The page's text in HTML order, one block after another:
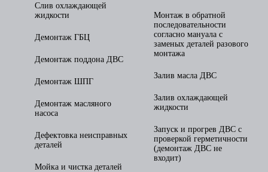
Слив охлаждающей
жидкости
Демонтаж ГБЦ
Демонтаж поддона ДВС
Демонтаж ШПГ
Демонтаж масляного
насоса
Дефектовка неисправных
деталей
Мойка и чистка деталей
Монтаж в обратной
последовательности
согласно мануала с
заменых деталей разового
монтажа
Залив масла ДВС
Залив охлаждающей
жидкости
Запуск и прогрев ДВС с
проверкой герметичности
(демонтаж ДВС не
входит)